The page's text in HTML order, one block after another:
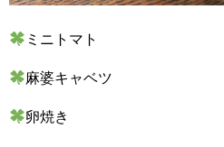
ミニトマト
麻婆キャベツ
卵焼き